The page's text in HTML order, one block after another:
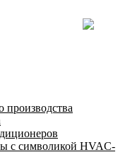
производства
с символикой HVAC-